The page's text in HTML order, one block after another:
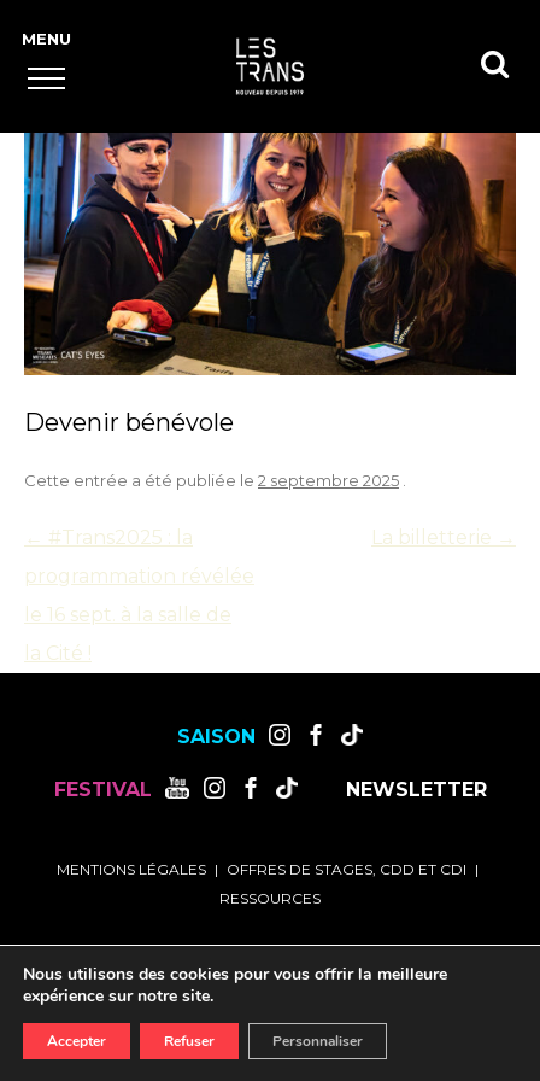
Devenir bénévole
Cette entrée a été publiée le 2 septembre 2025
Navigation
des
articles
← #Trans2025 : la
programmation révélée
le 16 sept. à la salle de
la Cité !
La billetterie →
SAISON
FESTIVAL NEWSLETTER
MENTIONS LÉGALES
OFFRES DE STAGES, CDD ET CDI
RESSOURCES
Nous utilisons des cookies pour vous offrir la meilleure
expérience sur notre site.
Accepter Refuser Personnaliser